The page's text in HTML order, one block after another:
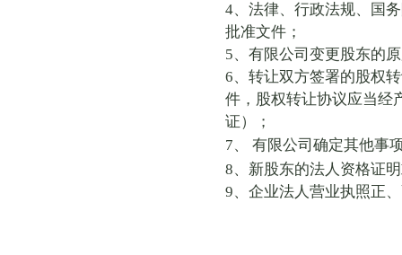
4、法律、行政法规、国
批准文件；
5、有限公司变更股东的
6、转让双方签署的股权
件，股权转让协议应当经
证）；
7、
有限公司确定其他事
8、新股东的法人资格证
9、企业法人营业执照正